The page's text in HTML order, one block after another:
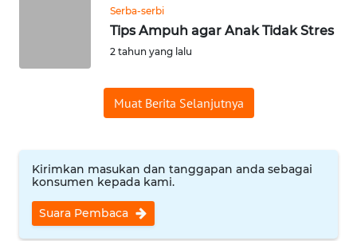
Serba-serbi
Tips Ampuh agar Anak Tidak Stres
2 tahun yang lalu
Muat Berita Selanjutnya
Kirimkan masukan dan tanggapan anda sebagai
konsumen kepada kami.
Suara Pembaca
WN
WN
INDRAMAYU